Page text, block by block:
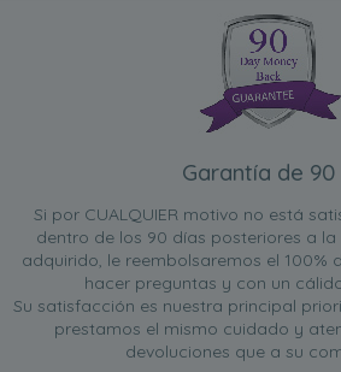
Garantía de 90
Si por CUALQUIER motivo no está
dentro de los 90 días posteriores a
adquirido, le reembolsaremos el 100%
hacer preguntas y con un
Su satisfacción es nuestra principal
prestamos el mismo cuidado y
devoluciones que a su